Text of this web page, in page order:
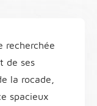
recherchée
de ses
la rocade,
spacieux